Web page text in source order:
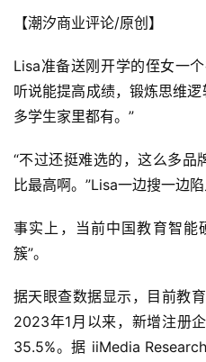
【潮汐商业评论/原创】
Lisa准备送刚开学的侄女一
听说能提高成绩，锻炼思维
多学生家里都有。”
“不过还挺难选的，这么多品
比最高啊。”Lisa一边搜一边陷
事实上，当前中国教育智能
簇”。
据天眼查数据显示，目前教
2023年1月以来，新增注册
35.5%。据 iiMedia